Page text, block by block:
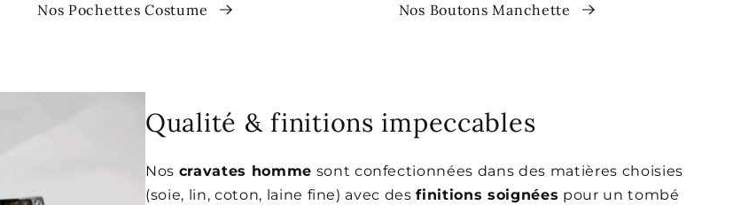
Nos Pochettes Costume Nos Boutons Manchette
Qualité & finitions impeccables
Nos cravates homme sont confectionnées dans des matières choisies
(soie, lin, coton, laine fine) avec desfinitions soignées pour un tombé